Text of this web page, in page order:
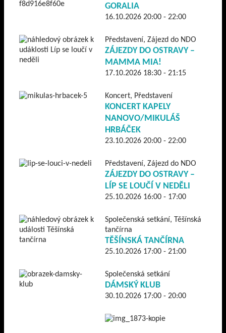
GORALIA
16.10.2026 20:00 - 22:00
Představení, Zájezd do NDO
ZÁJEZDY DO OSTRAVY –
MAMMA MIA!
17.10.2026 18:30 - 21:15
Koncert, Představení
KONCERT KAPELY
NANOVO/MIKULÁŠ
HRBÁČEK
23.10.2026 20:00 - 22:00
Představení, Zájezd do NDO
ZÁJEZDY DO OSTRAVY –
LÍP SE LOUČÍ V NEDĚLI
25.10.2026 16:00 - 17:00
Společenská setkání, Těšínská
tančírna
TĚŠÍNSKÁ TANČÍRNA
25.10.2026 17:00 - 21:00
Společenská setkání
DÁMSKÝ KLUB
30.10.2026 17:00 - 20:00